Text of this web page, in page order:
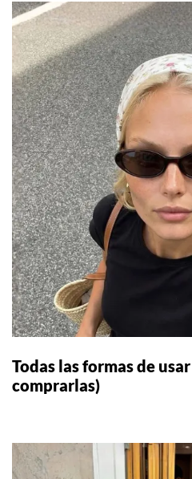
Todas las formas de
comprarlas)